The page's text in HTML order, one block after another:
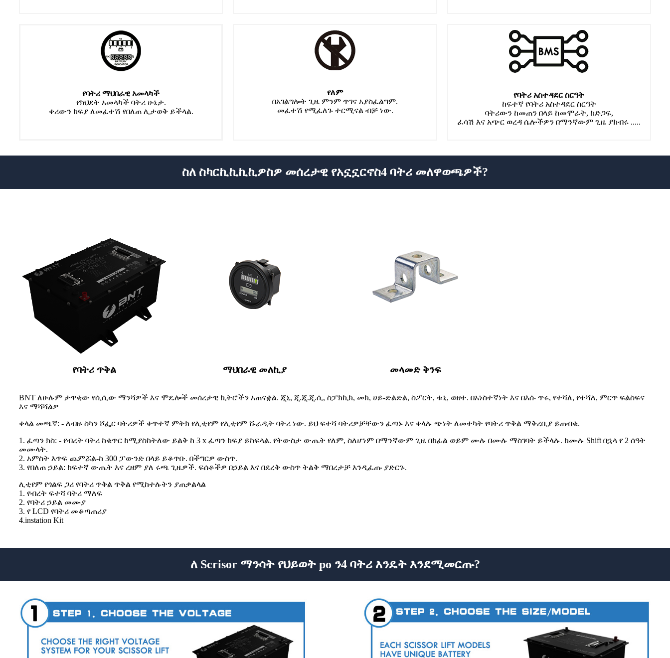
የባትሪ ማህበራዊ አመላካች
የክህደት አመላካች ባትሪ ሁኔታ.
ቀሪውን ክፍያ ለመፈተሽ የበለጠ ሊታወቅ ይችላል.
የለም
በአገልግሎት ጊዜ ምንም ጥገና አያስፈልግም.
መፈተሽ የሚፈለጉ ተርሚናል ብቻ ነው.
የባትሪ አስተዳደር ስርዓት
ከፍተኛ የባትሪ አስተዳደር ስርዓት
ባትሪውን ከመጠን በላይ ከመሞራት, ከድጋፍ,
ፈሳሽ እና አጭር ወረዳ ሴሎችዎን በማንኛውም ጊዜ ያክብሩ .....
ስለ ስካርኪኪኪኪዎስዎ መሰረታዊ የአኗኗርኖስ4 ባትሪ መለዋወጫዎች?
የባትሪ ጥቅል ማህበራዊ መለኪያ መላመድ ቅንፍ
BNT ለሁሉም ታዋቂው የሲሲው ማንሻዎች እና ሞዴሎች መሰረታዊ ኪትሮችን አጠናቋል. ጂኒ, ጂ.ጂ.ጂ.ሲ, ስፓክኪክ, መክ, ሀይ-ድልድል, ስፖርት, ቱኒ, ወዘተ. በአነስተኛነት እና በእሱ ጥሩ, የተሻለ, የተሻለ, ምርጥ ፍልስፍና
እና ማሻሻልዎ
ቀላል መጫኛ: - ለብዙ ስካን ሾፌር ባትሪዎች ቀጥተኛ ምትክ የሊቲየም የሊቲየም ሹራዲት ባትሪ ነው. ይህ ፍተሻ ባትሪዎቻቸውን ፈጣኑ እና ቀላሉ ጭነት ለመተካት የባትሪ ጥቅል ማቅረቢያ ይጠብቁ.
1. ፈጣን ክስ: - የብረት ባትሪ ከቁጥር ከሚያስከትለው ይልቅ ከ 3 x ፈጣን ክፍያ ይከፍላል. የትውስታ ውጤት የለም, ስለሆነም በማንኛውም ጊዜ በከፊል ወይም ሙሉ በሙሉ ማስገባት ይችላሉ. ከሙሉ Shift በኋላ የ 2 ሰዓት
መሙላት.
2. አምስት እጥፍ ጨምሯል-ከ 300 ፓውንድ በላይ ይቆጥቡ. በችግርዎ ውስጥ.
3. የበለጠ ኃይል: ከፍተኛ ውጤት እና ረዘም ያለ ሩጫ ጊዜዎች. ፍሰቶችዎ በኃይል እና በደረቅ ውስጥ ትልቅ ማበረታቻ እንዲፈጡ ያድርጉ.
ሊቲየም የጎልፍ ጋሪ የባትሪ ጥቅል ጥቅል የሚከተሉትን ያጠቃልላል
1. የብረት ፍተሻ ባትሪ ማለፍ
2. የባትሪ ኃይል መሙያ
3. የ LCD የባትሪ መቆጣጠሪያ
4.instation Kit
ለ Scrisor ማንሳት የህይወት po ን4 ባትሪ እንዴት እንደሚመርጡ?